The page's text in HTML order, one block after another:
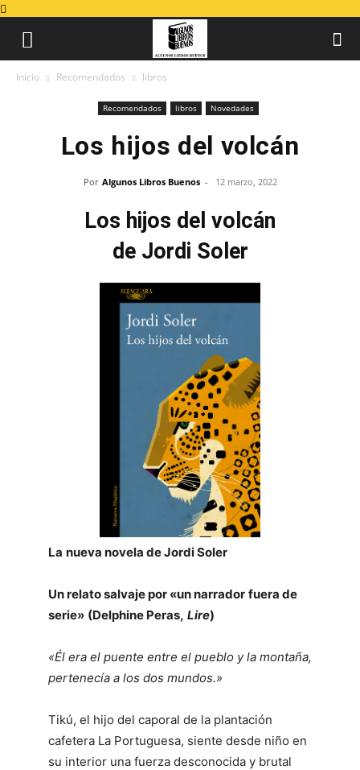
Inicio Recomendados libros
Recomendados libros Novedades
Los hijos del volcán
Por Algunos Libros Buenos - 12 marzo, 2022
Los hijos del volcán
de Jordi Soler
La nueva novela de Jordi Soler
Un relato salvaje por «un narrador fuera de
serie» (Delphine Peras, Lire)
«Él era el puente entre el pueblo y la montaña,
pertenecía a los dos mundos.»
Tikú, el hijo del caporal de la plantación
cafetera La Portuguesa, siente desde niño en
su interior una fuerza desconocida y brutal